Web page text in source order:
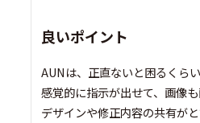
良いポイント
AUNは、正直ないと困るくら
感覚的に指示が出せて、画像も
デザインや修正内容の共有が